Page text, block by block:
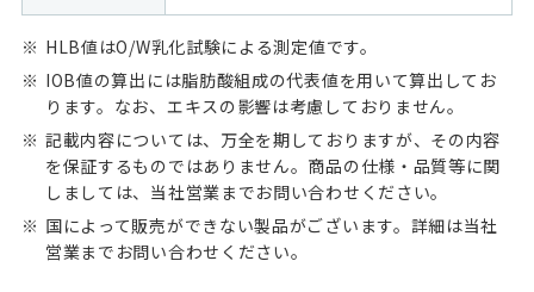
HLB値はO/W乳化試験による測定値です。
IOB値の算出には脂肪酸組成の代表値を用いて算出してお
ります。なお、エキスの影響は考慮しておりません。
記載内容については、万全を期しておりますが、その内容
を保証するものではありません。商品の仕様・品質等に関
しましては、当社営業までお問い合わせください。
国によって販売ができない製品がございます。詳細は当社
営業までお問い合わせください。